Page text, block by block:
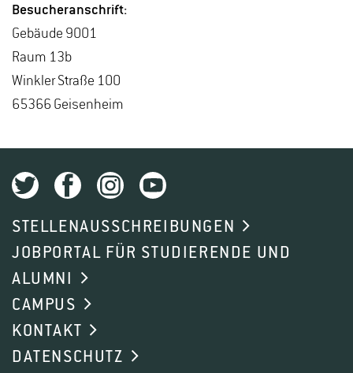
Be­su­cher­an­schrift:
Ge­bäu­de 9001
Raum 13b
Wink­ler Stra­ße 100
65366 Gei­sen­heim
STELLENAUSSCHREIBUNGEN
JOBPORTAL FÜR STUDIERENDE UND
ALUMNI
CAMPUS
KONTAKT
DATENSCHUTZ